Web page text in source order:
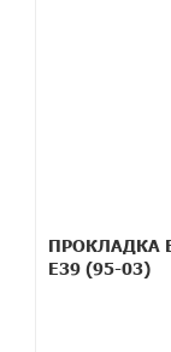
ПРОКЛАДКА
E39 (95-03)